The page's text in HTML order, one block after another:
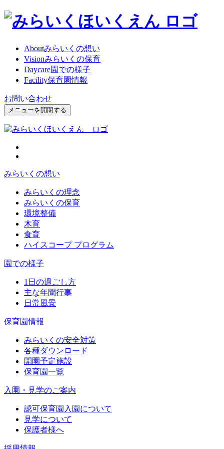
Aboutみらいくの想い
Visionみらいくの保育
Daycare園での様子
Facility保育園情報
お問い合わせ
メニューを開閉する
みらいくの想い
みらいくの理念
みらいくの保育
環境整備
木育
食育
ハイスコープ プログラム
園での様子
1日の過ごし方
主な年間行事
日常風景
保育園情報
みらいくの安全対策
各種ダウンロード
開園予定施設
保育園一覧
入園・見学のご案内
認可保育園入園について
見学について
保護者様へ